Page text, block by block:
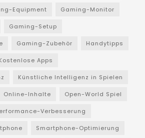
Equipment Gaming-Monitor
Gaming-Setup
Gaming-Zubehör Handytipps
Apps
Künstliche Intelligenz in Spielen
Online-Inhalte Open-World Spiel
Verbesserung
Smartphone-Optimierung